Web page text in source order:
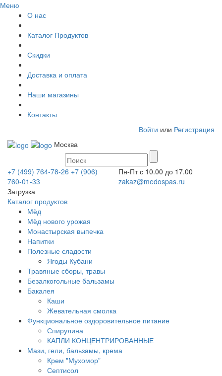
Меню
О нас
Каталог Продуктов
Скидки
Доставка и оплата
Наши магазины
Контакты
Войти или Регистрация
Москва
+7 (499) 764-78-26 +7 (906)
760-01-33
Пн-Пт с 10.00 до 17.00
zakaz@medospas.ru
Загрузка
Каталог продуктов
Мёд
Мёд нового урожая
Монастырская выпечка
Напитки
Полезные сладости
Ягоды Кубани
Травяные сборы, травы
Безалкогольные бальзамы
Бакалея
Каши
Жевательная смолка
Функциональное оздоровительное питание
Спирулина
КАПЛИ КОНЦЕНТРИРОВАННЫЕ
Мази, гели, бальзамы, крема
Крем "Мухомор"
Септисол